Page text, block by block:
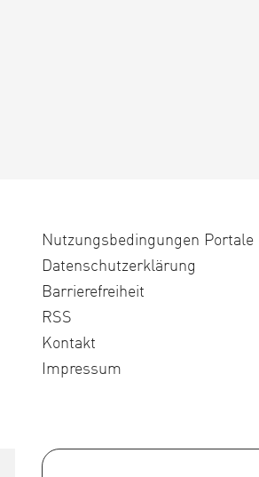
Nutzungsbedingungen Portale
Datenschutzerklärung
Barrierefreiheit
RSS
Kontakt
Impressum